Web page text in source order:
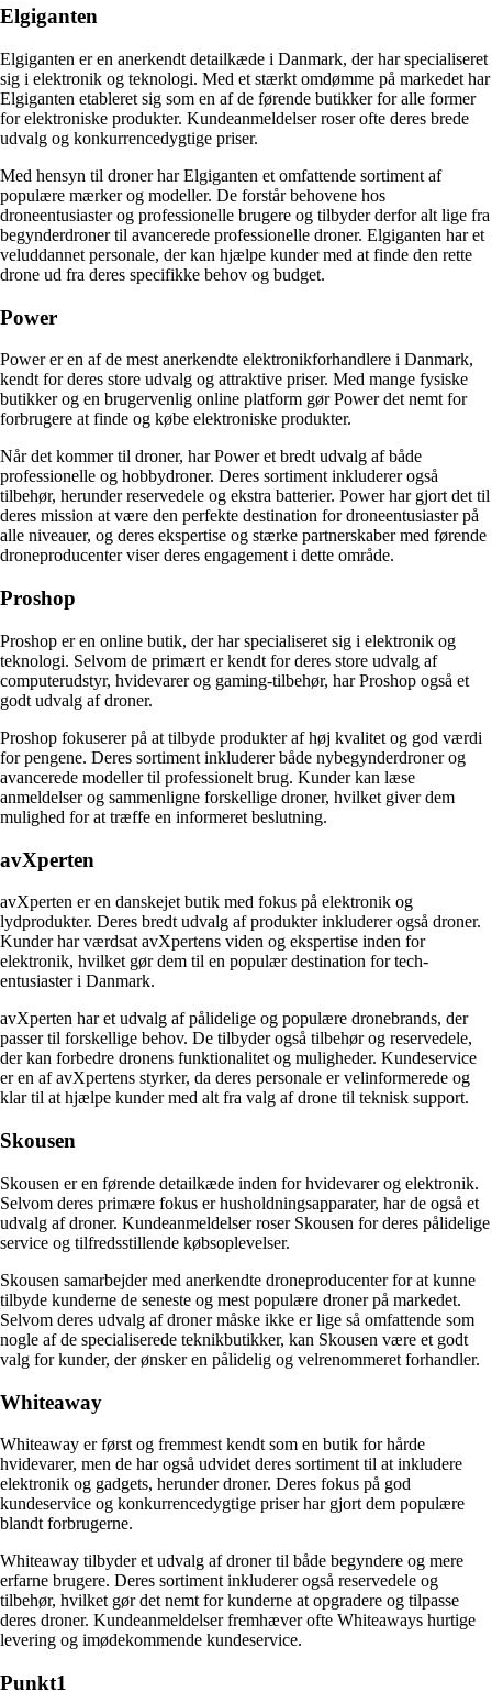
Elgiganten
Elgiganten er en anerkendt detailkæde i Danmark, der har specialiseret
sig i elektronik og teknologi. Med et stærkt omdømme på markedet har
Elgiganten etableret sig som en af de førende butikker for alle former
for elektroniske produkter. Kundeanmeldelser roser ofte deres brede
udvalg og konkurrencedygtige priser.
Med hensyn til droner har Elgiganten et omfattende sortiment af
populære mærker og modeller. De forstår behovene hos
droneentusiaster og professionelle brugere og tilbyder derfor alt lige fra
begynderdroner til avancerede professionelle droner. Elgiganten har et
veluddannet personale, der kan hjælpe kunder med at finde den rette
drone ud fra deres specifikke behov og budget.
Power
Power er en af de mest anerkendte elektronikforhandlere i Danmark,
kendt for deres store udvalg og attraktive priser. Med mange fysiske
butikker og en brugervenlig online platform gør Power det nemt for
forbrugere at finde og købe elektroniske produkter.
Når det kommer til droner, har Power et bredt udvalg af både
professionelle og hobbydroner. Deres sortiment inkluderer også
tilbehør, herunder reservedele og ekstra batterier. Power har gjort det til
deres mission at være den perfekte destination for droneentusiaster på
alle niveauer, og deres ekspertise og stærke partnerskaber med førende
droneproducenter viser deres engagement i dette område.
Proshop
Proshop er en online butik, der har specialiseret sig i elektronik og
teknologi. Selvom de primært er kendt for deres store udvalg af
computerudstyr, hvidevarer og gaming-tilbehør, har Proshop også et
godt udvalg af droner.
Proshop fokuserer på at tilbyde produkter af høj kvalitet og god værdi
for pengene. Deres sortiment inkluderer både nybegynderdroner og
avancerede modeller til professionelt brug. Kunder kan læse
anmeldelser og sammenligne forskellige droner, hvilket giver dem
mulighed for at træffe en informeret beslutning.
avXperten
avXperten er en danskejet butik med fokus på elektronik og
lydprodukter. Deres bredt udvalg af produkter inkluderer også droner.
Kunder har værdsat avXpertens viden og ekspertise inden for
elektronik, hvilket gør dem til en populær destination for tech-
entusiaster i Danmark.
avXperten har et udvalg af pålidelige og populære dronebrands, der
passer til forskellige behov. De tilbyder også tilbehør og reservedele,
der kan forbedre dronens funktionalitet og muligheder. Kundeservice
er en af avXpertens styrker, da deres personale er velinformerede og
klar til at hjælpe kunder med alt fra valg af drone til teknisk support.
Skousen
Skousen er en førende detailkæde inden for hvidevarer og elektronik.
Selvom deres primære fokus er husholdningsapparater, har de også et
udvalg af droner. Kundeanmeldelser roser Skousen for deres pålidelige
service og tilfredsstillende købsoplevelser.
Skousen samarbejder med anerkendte droneproducenter for at kunne
tilbyde kunderne de seneste og mest populære droner på markedet.
Selvom deres udvalg af droner måske ikke er lige så omfattende som
nogle af de specialiserede teknikbutikker, kan Skousen være et godt
valg for kunder, der ønsker en pålidelig og velrenommeret forhandler.
Whiteaway
Whiteaway er først og fremmest kendt som en butik for hårde
hvidevarer, men de har også udvidet deres sortiment til at inkludere
elektronik og gadgets, herunder droner. Deres fokus på god
kundeservice og konkurrencedygtige priser har gjort dem populære
blandt forbrugerne.
Whiteaway tilbyder et udvalg af droner til både begyndere og mere
erfarne brugere. Deres sortiment inkluderer også reservedele og
tilbehør, hvilket gør det nemt for kunderne at opgradere og tilpasse
deres droner. Kundeanmeldelser fremhæver ofte Whiteaways hurtige
levering og imødekommende kundeservice.
Punkt1